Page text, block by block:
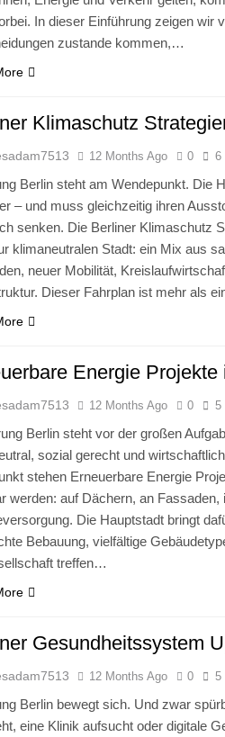
In dieser Einführung zeigen wir
zustande kommen,…
Klimaschutz
12 Months Ago 0 6
Berlin steht am Wendepunkt. Die
– und muss gleichzeitig ihren
senken. Die Berliner Klimaschutz
klimaneutralen Stadt: ein Mix aus
neuer Mobilität,
Dieser Fahrplan ist mehr als
Energie Projekte
12 Months Ago 0 5
Berlin steht vor der großen
sozial gerecht und
stehen Erneuerbare Energie
werden: auf Dächern, an Fassaden,
Die Hauptstadt bringt
Bebauung, vielfältige
treffen…
Gesundheitssystem
12 Months Ago 0 5
Berlin bewegt sich. Und zwar
eine Klinik aufsucht oder digitale